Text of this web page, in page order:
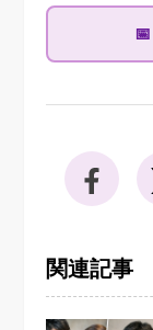
📅
関連記事